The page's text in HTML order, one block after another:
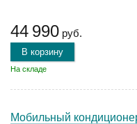
44 990 руб.
В корзину
На складе
Мобильный